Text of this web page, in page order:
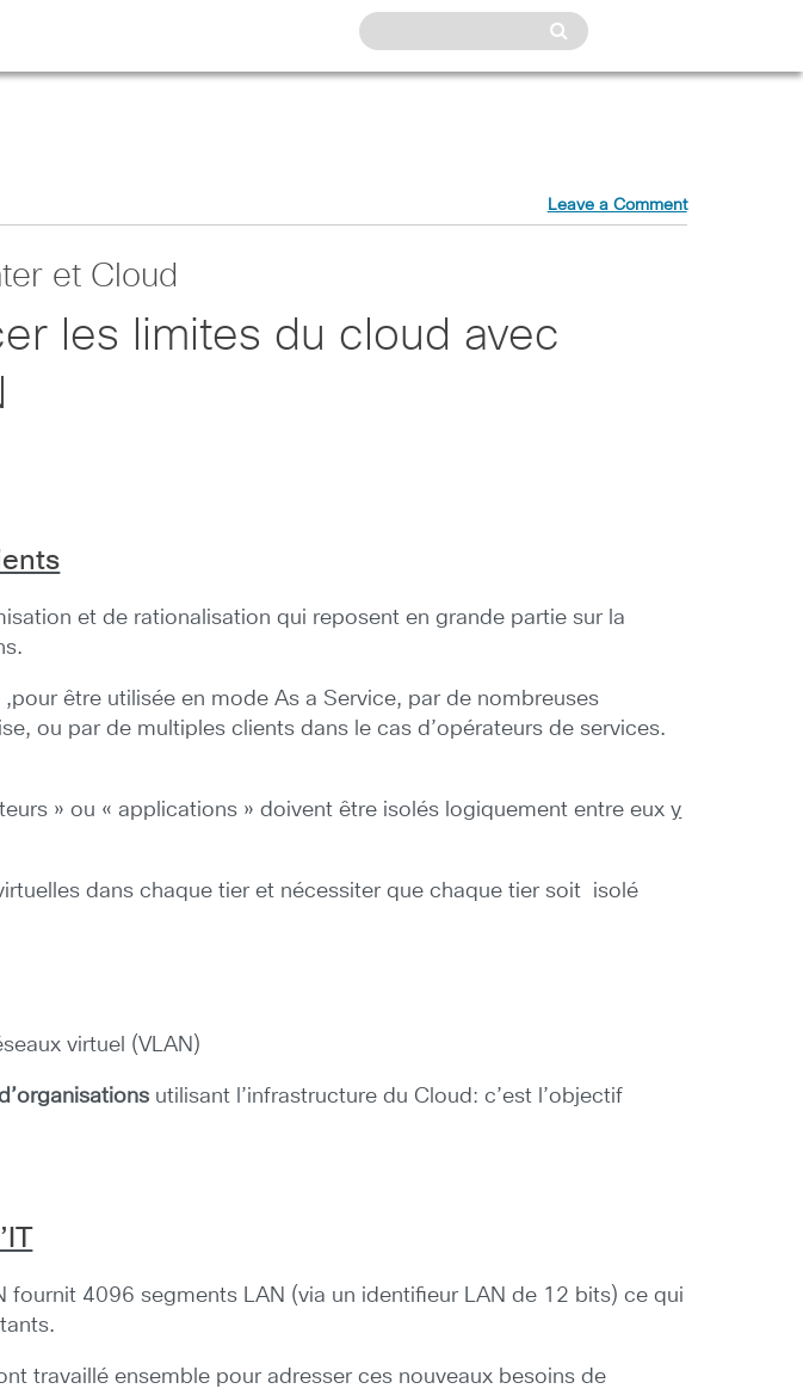
Leave a Comment
et Cloud
les limites du cloud avec
et de rationalisation qui reposent en grande partie sur la
être utilisée en mode As a Service, par de nombreuses
ou par de multiples clients dans le cas d’opérateurs de services.
» ou « applications » doivent être isolés logiquement entre euxy
dans chaque tier et nécessiter que chaque tier soit isolé
virtuel (VLAN)
utilisant l’infrastructure du Cloud: c’est l’objectif
fournit 4096 segments LAN (via un identifieur LAN de 12 bits) ce qui
travaillé ensemble pour adresser ces nouveaux besoins de